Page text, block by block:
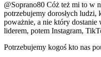
@Soprano80 Cóż też mi to w
potrzebujemy dorosłych ludzi,
poważnie, a nie który
liderem, potem Instagram,
Potrzebujemy kogoś kto nas